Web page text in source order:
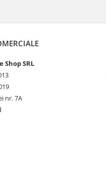
Shop SRL
nr. 7A